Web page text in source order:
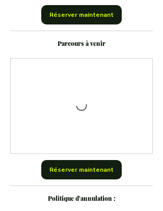
Réserver maintenant
Parcours à venir
Réserver maintenant
Politique d'annulation :